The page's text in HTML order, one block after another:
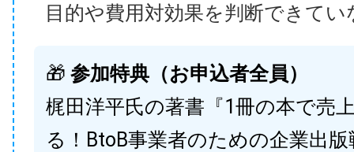
目的や費用対効果を判断できてい
🎁 参加特典（お申込者全員）
梶田洋平氏の著書『1冊の本で売
る！BtoB事業者のための企業出